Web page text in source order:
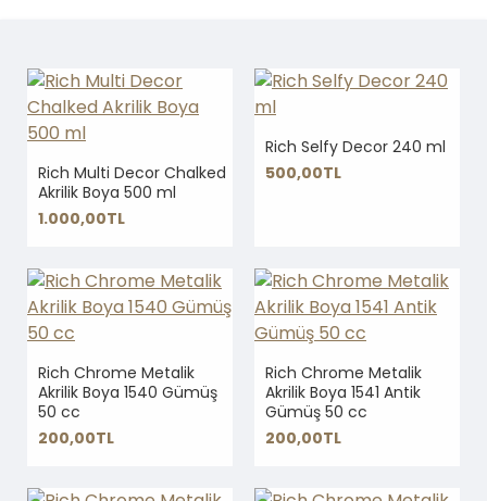
Rich Multi Decor Chalked
Akrilik Boya 500 ml
1.000,00TL
Rich Selfy Decor 240 ml
500,00TL
Rich Chrome Metalik
Akrilik Boya 1540 Gümüş
50 cc
200,00TL
Rich Chrome Metalik
Akrilik Boya 1541 Antik
Gümüş 50 cc
200,00TL